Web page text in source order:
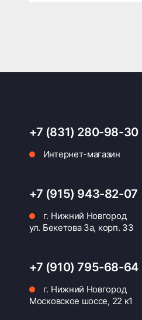
+7 (831) 280-98-30
Интернет-магазин
+7 (915) 943-82-07
г. Нижний Новгород
ул. Бекетова 3а, корп. 33
+7 (910) 795-68-64
г. Нижний Новгород
Московское шоссе, 22 к1